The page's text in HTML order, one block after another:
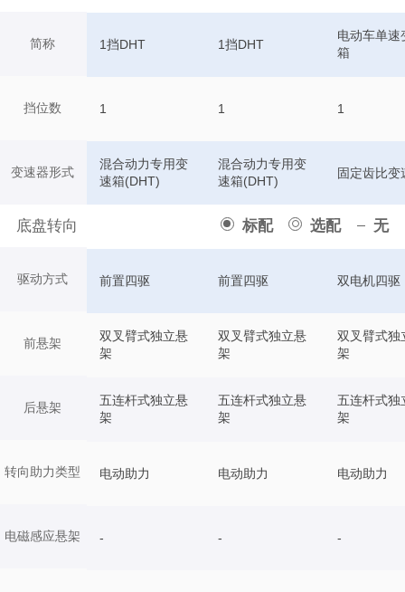
简称
挡位数
变速器形式
底盘转向 标配 选配 无
驱动方式
前悬架
后悬架
转向助力类型
电磁感应悬架
1挡DHT 1挡DHT
电动车单速
箱
1 1 1
混合动力专用变
速箱(DHT)
混合动力专用变
速箱(DHT)
固定齿比变
前置四驱 前置四驱 双电机四驱
双叉臂式独立悬
架
双叉臂式独立悬
架
双叉臂式独
架
五连杆式独立悬
架
五连杆式独立悬
架
五连杆式独
架
电动助力 电动助力 电动助力
- - -